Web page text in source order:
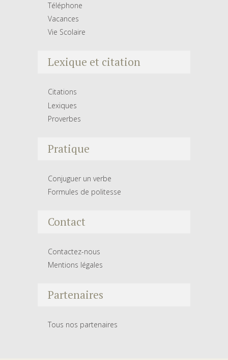
Téléphone
Vacances
Vie Scolaire
Lexique et citation
Citations
Lexiques
Proverbes
Pratique
Conjuguer un verbe
Formules de politesse
Contact
Contactez-nous
Mentions légales
Partenaires
Tous nos partenaires